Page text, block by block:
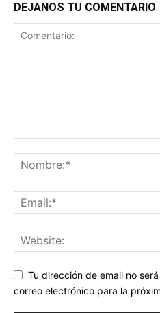
DEJANOS TU COMENTARIO
Tu dirección de email no
correo electrónico para la